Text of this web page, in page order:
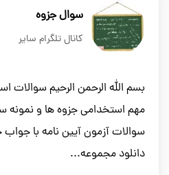
سوال جزوه
کانال تلگرام سایر
بسم الله الرحمن الرحیم سوالات
مهم استخدامی جزوه ها و نمونه
سوالات آزمون آیین نامه با
دانلود مجموعه...